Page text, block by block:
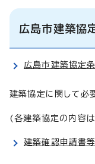
広島市建築協
広島市建築協定
建築協定に関して必
(各建築協定の内容は
建築確認申請書